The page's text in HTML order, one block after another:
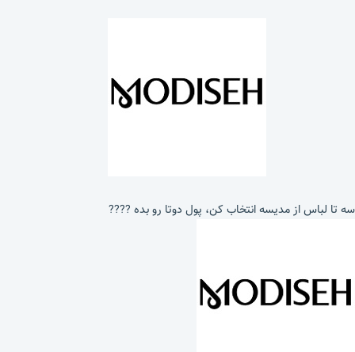
سه تا لباس از مدیسه انتخاب کن، پول دوتا رو بده ????